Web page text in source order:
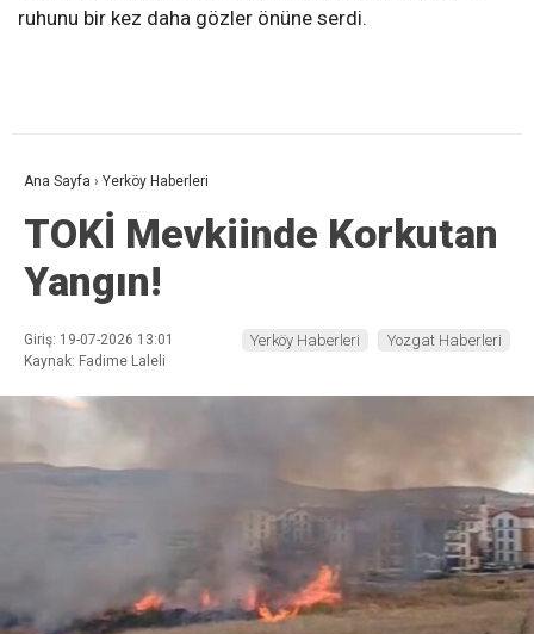
ruhunu bir kez daha gözler önüne serdi.
Ana Sayfa › Yerköy Haberleri
TOKİ Mevkiinde Korkutan
Yangın!
Giriş: 19-07-2026 13:01
Kaynak: Fadime Laleli
Yerköy Haberleri Yozgat Haberleri